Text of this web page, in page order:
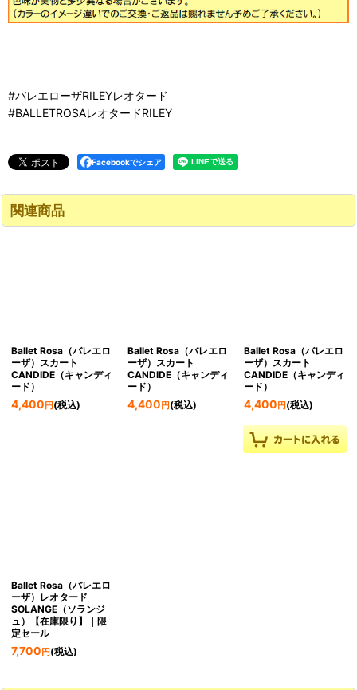
#バレエローザRILEYレオタード
#BALLETROSAレオタードRILEY
Facebookでシェア
関連商品
Ballet Rosa（バレエロ
ーザ）スカート
CANDIDE（キャンディ
ード）
4,400 円 (税込)
Ballet Rosa（バレエロ
ーザ）スカート
CANDIDE（キャンディ
ード）
4,400 円(税込)
Ballet Rosa（バレエロ
ーザ）スカート
CANDIDE（キャンディ
ード）
4,400 円(税込)
Ballet Rosa（バレエロ
ーザ）レオタード
SOLANGE（ソランジ
ュ）【在庫限り】｜限
定セール
7,700 円 (税込)